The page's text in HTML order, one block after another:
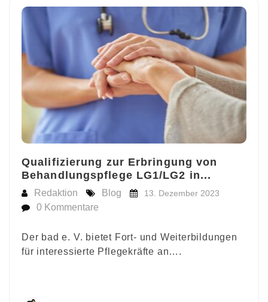
Qualifizierung zur Erbringung von
Behandlungspflege LG1/LG2 in...
Redaktion Blog 13. Dezember 2023
0 Kommentare
Der bad e. V. bietet Fort- und Weiterbildungen
für interessierte Pflegekräfte an….